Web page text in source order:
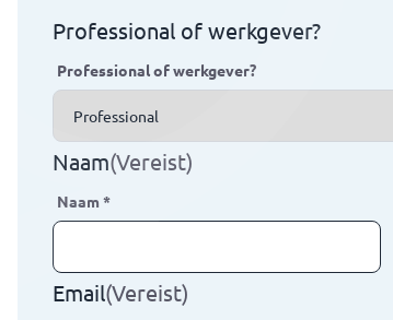
Professional of werkgever?
Professional of werkgever?
Naam(Vereist)
Naam *
Email(Vereist)